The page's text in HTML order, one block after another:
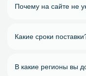
Почему на сайте не
Какие сроки
В какие регионы вы